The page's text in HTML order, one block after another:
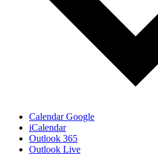
Calendar Google
iCalendar
Outlook 365
Outlook Live